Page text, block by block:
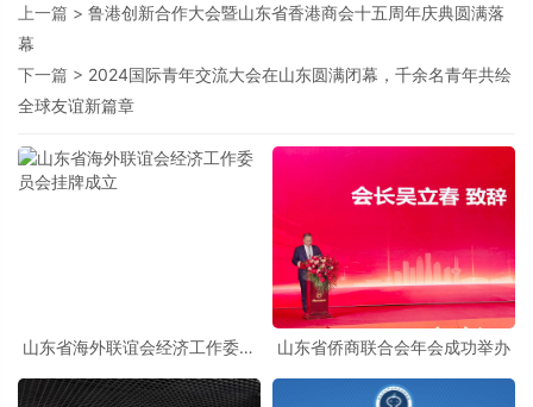
上一篇 > 鲁港创新合作大会暨山东省香港商会十五周年庆典圆满落
幕
下一篇 > 2024国际青年交流大会在山东圆满闭幕，千余名青年共绘
全球友谊新篇章
山东省海外联谊会经济工作委员
山东省侨商联合会年会成功举办